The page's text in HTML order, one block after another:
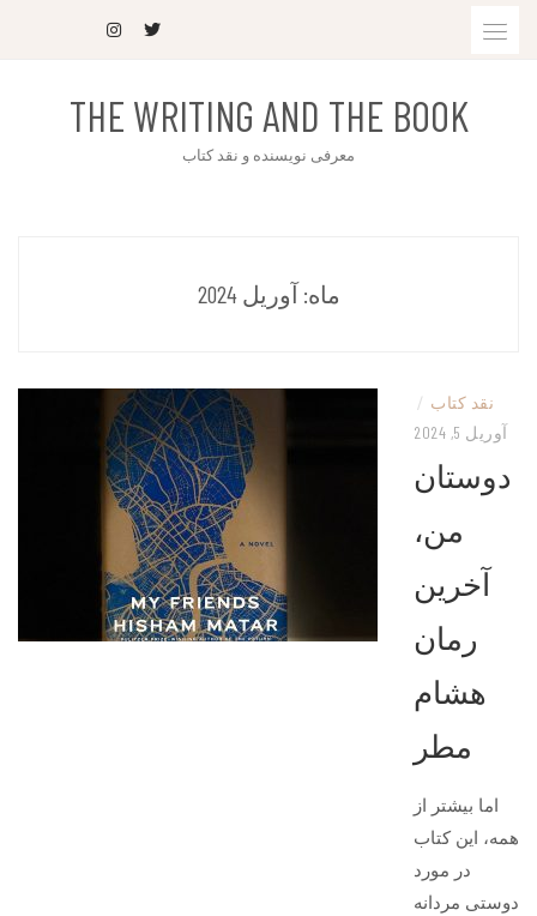
THE WRITING AND THE BOOK
معرفی نویسنده و نقد کتاب
ماه:آوریل 2024
نقد کتاب /
آوریل 5, 2024
دوستان
من،
آخرین
رمان
هشام
مطر
اما بیشتر از
همه، این کتاب
در مورد
دوستی مردانه